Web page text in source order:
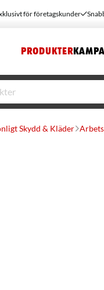
för företagskunder
PRODUKTER
Skydd & Kläder